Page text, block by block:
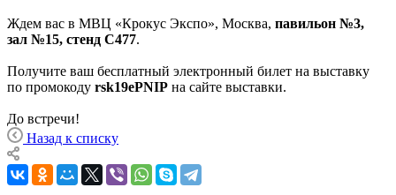
Ждем вас в МВЦ «Крокус Экспо», Москва, павильон №3,
зал №15, стенд С477.
Получите ваш бесплатный электронный билет на выставку
по промокоду rsk19ePNIP на сайте выставки.
До встречи!
Назад к списку